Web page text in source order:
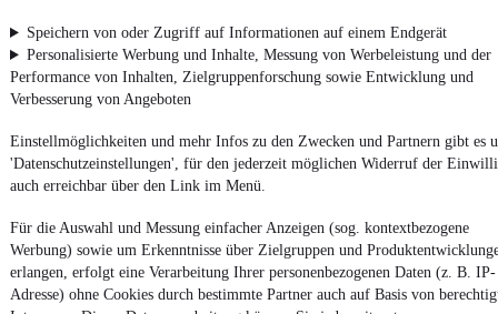
Speichern von oder Zugriff auf Informationen auf einem Endgerät
Personalisierte Werbung und Inhalte, Messung von Werbeleistung und der
Performance von Inhalten, Zielgruppenforschung sowie Entwicklung und
Verbesserung von Angeboten
Einstellmöglichkeiten und mehr Infos zu den Zwecken und Partnern gibt es
'Datenschutzeinstellungen', für den jederzeit möglichen Widerruf der
auch erreichbar über den Link im Menü.
Für die Auswahl und Messung einfacher Anzeigen (sog. kontextbezogene
Werbung) sowie um Erkenntnisse über Zielgruppen und
erlangen, erfolgt eine Verarbeitung Ihrer personenbezogenen Daten (z. B. IP-
Adresse) ohne Cookies durch bestimmte Partner auch auf Basis von